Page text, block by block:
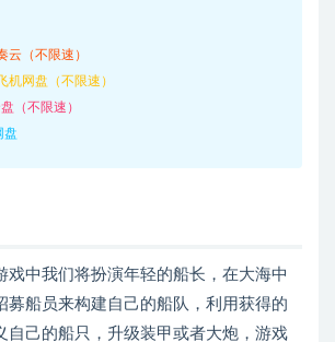
云（不限速）
机网盘（不限速）
（不限速）
盘
戏中我们将扮演年轻的船长，在大海中
募船员来构建自己的船队，利用获得的
自己的船只，升级装甲或者大炮，游戏